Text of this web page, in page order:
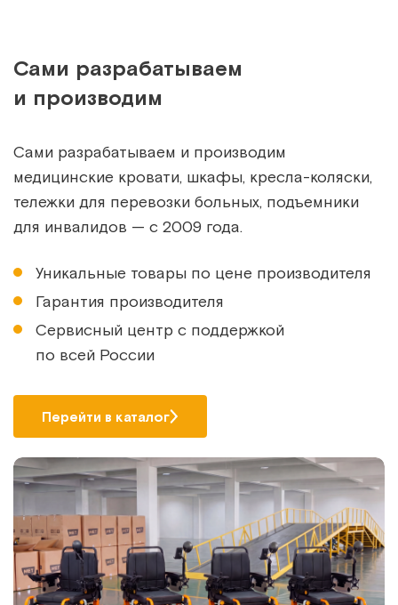
Сами разрабатываем
и производим
Сами разрабатываем и производим
медицинские кровати, шкафы, кресла-коляски,
тележки для перевозки больных, подъемники
для инвалидов — с 2009 года.
Уникальные товары по цене производителя
Гарантия производителя
Сервисный центр с поддержкой
по всей России
Перейти в каталог